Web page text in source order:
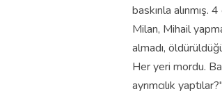
baskınla
Milan, Mihail
almadı,
Her yeri mordu.
ayrımcılık